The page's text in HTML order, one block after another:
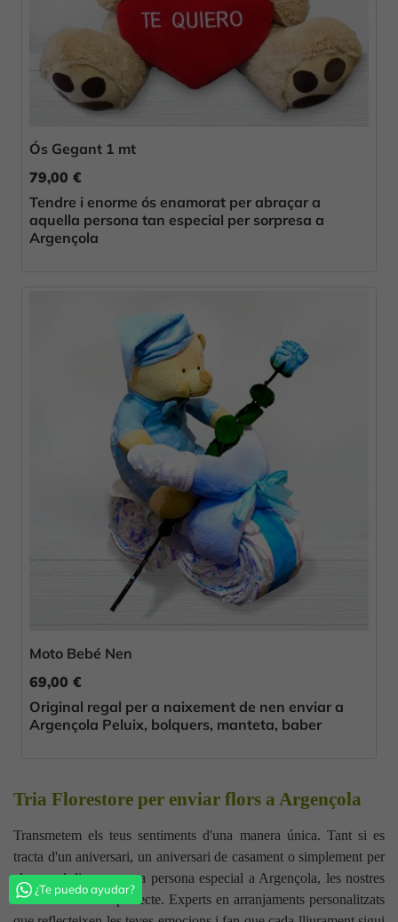
Ós Gegant 1 mt
79,00 €
Tendre i enorme ós enamorat per abraçar a
aquella persona tan especial per sorpresa a
Argençola
Moto Bebé Nen
69,00 €
Original regal per a naixement de nen enviar a
Argençola Peluix, bolquers, manteta, baber
Tria Florestore per enviar flors a Argençola
Transmetem els teus sentiments d'una manera única. Tant si es
tracta d'un aniversari, un aniversari de casament o simplement per
alegrar el dia a aquesta persona especial a Argençola, les nostres
flors són el detall perfecte. Experts en arranjaments personalitzats
¿Te puedo ayudar?